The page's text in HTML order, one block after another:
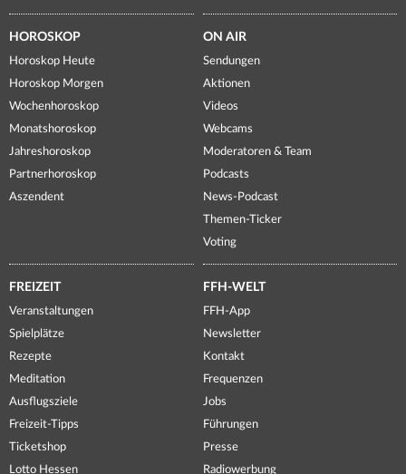
HOROSKOP
Horoskop Heute
Horoskop Morgen
Wochenhoroskop
Monatshoroskop
Jahreshoroskop
Partnerhoroskop
Aszendent
ON AIR
Sendungen
Aktionen
Videos
Webcams
Moderatoren & Team
Podcasts
News-Podcast
Themen-Ticker
Voting
FREIZEIT
Veranstaltungen
Spielplätze
Rezepte
Meditation
Ausflugsziele
Freizeit-Tipps
Ticketshop
Lotto Hessen
FFH-WELT
FFH-App
Newsletter
Kontakt
Frequenzen
Jobs
Führungen
Presse
Radiowerbung